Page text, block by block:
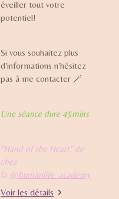
éveiller tout votre
potentiel!
Si vous souhaitez plus
d'informations n'hésitez
pas à me contacter 🪄
Une séance dure 45mins
"Hand of the Heart" de
chez
la @humanlife_academy
Voir les détails